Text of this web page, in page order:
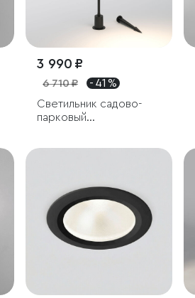
3 990 ₽
6 710 ₽
- 41 %
Светильник садово-
парковый